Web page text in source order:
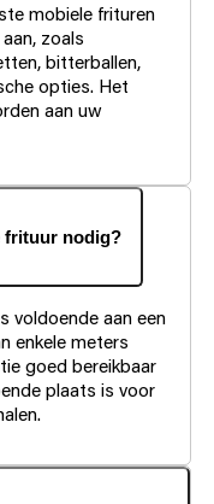
mobiele frituren
zoals
bitterballen,
opties. Het
aan uw
frituur nodig?
voldoende aan een
enkele meters
goed bereikbaar
plaats is voor